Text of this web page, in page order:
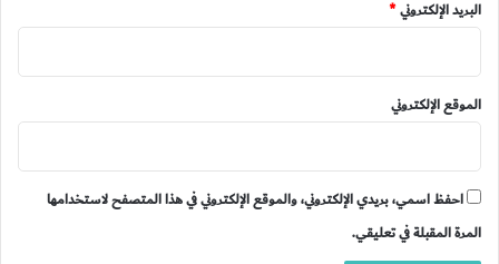
البريد الإلكتروني*
الموقع الإلكتروني
احفظ اسمي، بريدي الإلكتروني، والموقع الإلكتروني في هذا المتصفح لاستخدامها
المرة المقبلة في تعليقي.